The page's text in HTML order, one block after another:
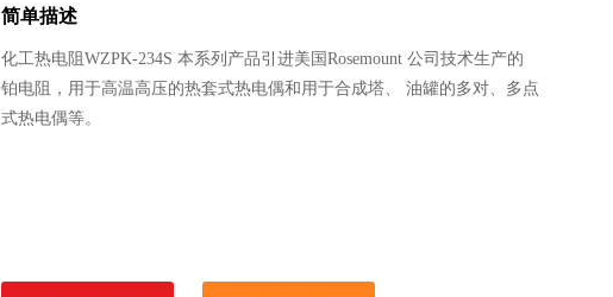
简单描述
化工热电阻WZPK-234S 本系列产品引进美国Rosemount 公司技术生产的
铂电阻，用于高温高压的热套式热电偶和用于合成塔、 油罐的多对、多点
式热电偶等。